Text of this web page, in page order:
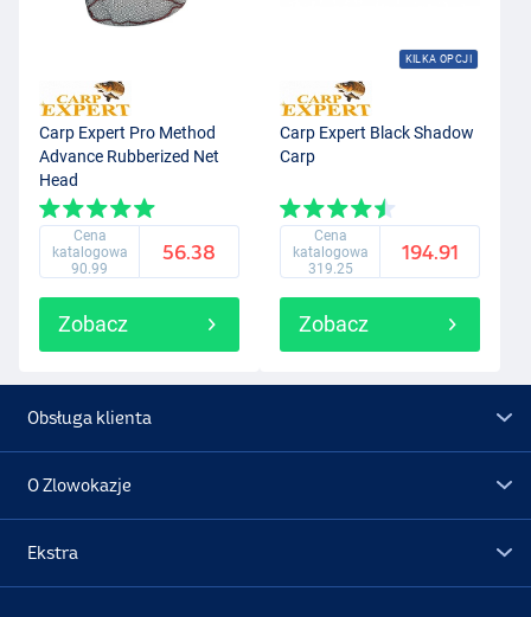
Carp Expert Pro Method
Advance Rubberized Net
Head
Cena
katalogowa
90.99
56.38
Zobacz
KILKA OPCJI
Carp Expert Black Shadow
Carp
Cena
katalogowa
319.25
194.91
Zobacz
Obsługa klienta
O Zlowokazje
Ekstra